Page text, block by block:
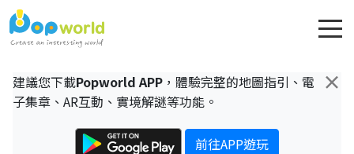
×
建議您下載Popworld APP ，體驗完整的地圖指引、電
子集章、AR互動、實境解謎等功能。
前往APP遊玩